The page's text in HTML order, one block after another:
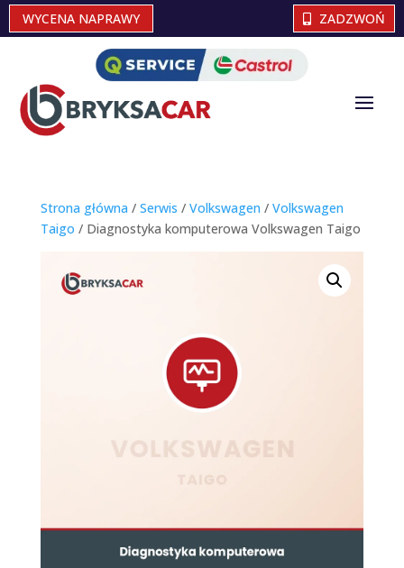
WYCENA NAPRAWY ZADZWOŃ
Strona główna / Serwis / Volkswagen / Volkswagen
Taigo / Diagnostyka komputerowa Volkswagen Taigo